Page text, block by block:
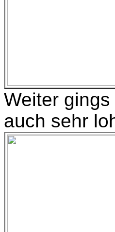
Weiter
auch sehr